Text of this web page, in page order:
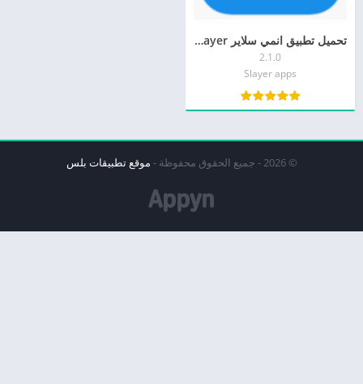
تحميل تطبيق انمي سلاير Anime Slayer أحدث إصدار 2026 للأجهزة الأندرويد مع تجربة مشاهدة انمي ممتعة ومحسّنة.
2.1.0
Slayer apps
© 2026 - جميع الحقوق محفوظة - موقع تطبيقات بلس